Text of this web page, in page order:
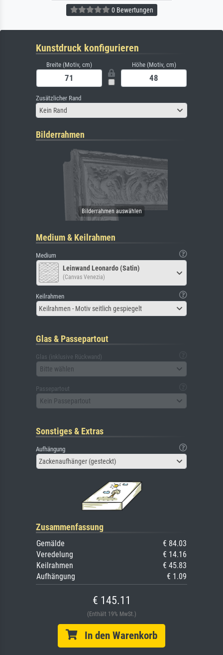
0 Bewertungen
Kunstdruck konfigurieren
Breite (Motiv, cm) Höhe (Motiv, cm)
Zusätzlicher Rand
Kein Rand
Bilderrahmen
Medium & Keilrahmen
Medium
Leinwand Leonardo (Satin)
(Canvas Venezia)
Keilrahmen
Keilrahmen - Motiv seitlich gespiegelt
Glas & Passepartout
Glas (inklusive Rückwand)
Bitte wählen
Passepartout
Kein Passepartout
Sonstiges & Extras
Aufhängung
Zackenaufhänger (gesteckt)
Zusammenfassung
Gemälde
€ 84.03
Veredelung
€ 14.16
Keilrahmen
€ 45.83
Aufhängung
€ 1.09
€ 145.11
(Enthält 19% MwSt.)
In den Warenkorb